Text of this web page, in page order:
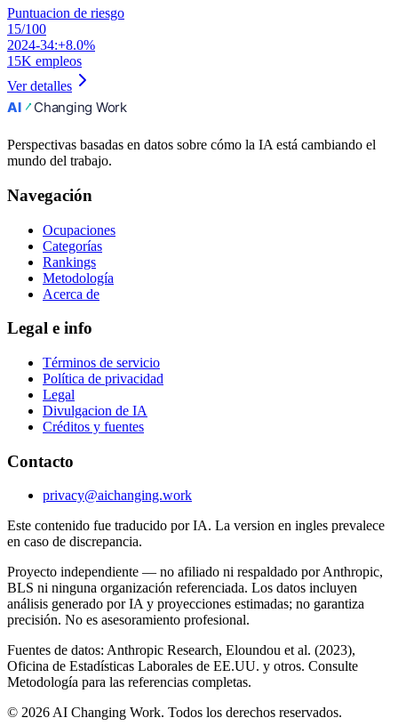
Puntuacion de riesgo
15/100
2024-34:+8.0%
15K empleos
Ver detalles
Perspectivas basadas en datos sobre cómo la IA está cambiando el
mundo del trabajo.
Navegación
Ocupaciones
Categorías
Rankings
Metodología
Acerca de
Legal e info
Términos de servicio
Política de privacidad
Legal
Divulgacion de IA
Créditos y fuentes
Contacto
privacy@aichanging.work
Este contenido fue traducido por IA. La version en ingles prevalece
en caso de discrepancia.
Proyecto independiente — no afiliado ni respaldado por Anthropic,
BLS ni ninguna organización referenciada. Los datos incluyen
análisis generado por IA y proyecciones estimadas; no garantiza
precisión. No es asesoramiento profesional.
Fuentes de datos: Anthropic Research, Eloundou et al. (2023),
Oficina de Estadísticas Laborales de EE.UU. y otros. Consulte
Metodología para las referencias completas.
© 2026 AI Changing Work. Todos los derechos reservados.